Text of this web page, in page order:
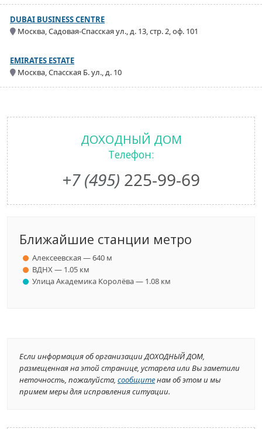
DUBAI BUSINESS CENTRE
Москва, Садовая-Спасская ул., д. 13, стр. 2, оф. 101
EMIRATES ESTATE
Москва, Спасская Б. ул., д. 10
ДОХОДНЫЙ ДОМ
Телефон:
+7 (495) 225-99-69
Ближайшие станции метро
Алексеевская — 640 м
ВДНХ — 1.05 км
Улица Академика Королёва — 1.08 км
Если информация об организации ДОХОДНЫЙ ДОМ,
размещенная на этой странице, устарела или Вы заметили
неточность, пожалуйста, сообщитенам об этом и мы
примем меры для исправления ситуации.